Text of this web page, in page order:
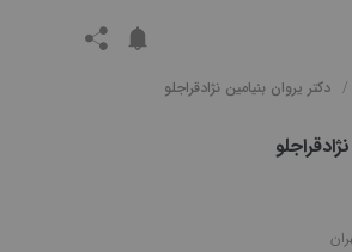
دکتر یروان بنیامین نژادقراجلو